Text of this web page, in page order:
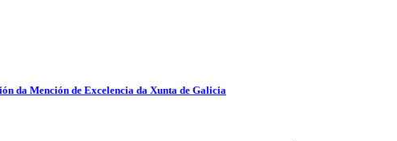
da Mención de Excelencia da Xunta de Galicia